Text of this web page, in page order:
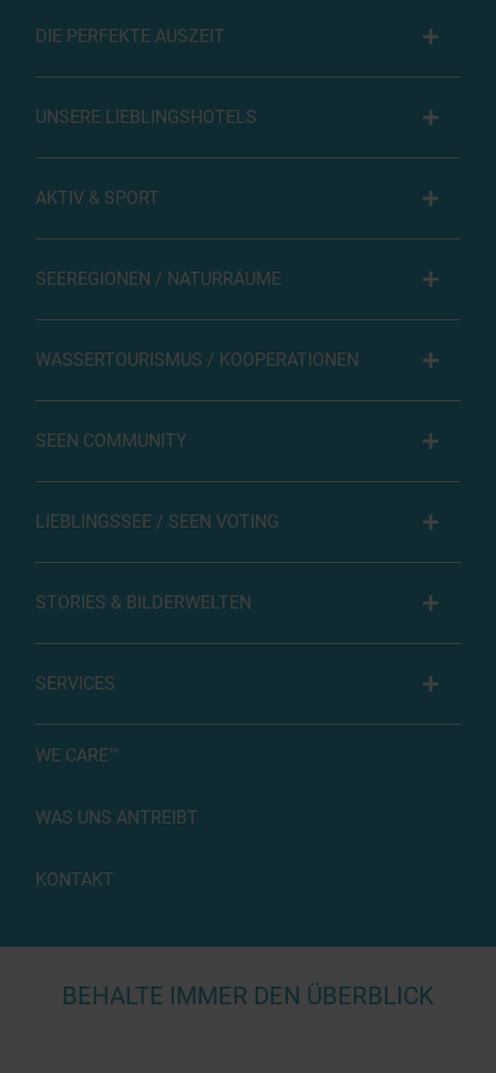
DIE PERFEKTE AUSZEIT
UNSERE LIEBLINGSHOTELS
AKTIV & SPORT
SEEREGIONEN / NATURRÄUME
WASSERTOURISMUS / KOOPERATIONEN
SEEN COMMUNITY
LIEBLINGSSEE / SEEN VOTING
STORIES & BILDERWELTEN
SERVICES
WE CARE™
WAS UNS ANTREIBT
KONTAKT
BEHALTE IMMER DEN ÜBERBLICK